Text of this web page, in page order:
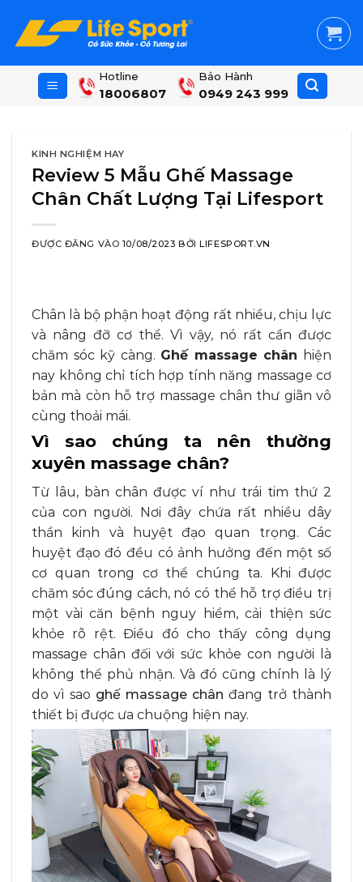
content
Hotline
18006807
Bảo Hành
0949 243 999
KINH NGHIỆM HAY
Review 5 Mẫu Ghế Massage
Chân Chất Lượng Tại Lifesport
ĐƯỢC ĐĂNG VÀO 10/08/2023 BỞILIFESPORT.VN
Chân là bộ phận hoạt động rất nhiều, chịu lực
và nâng đỡ cơ thể. Vì vậy, nó rất cần được
chăm sóc kỹ càng. Ghế massage chân hiện
nay không chỉ tích hợp tính năng massage cơ
bản mà còn hỗ trợ massage chân thư giãn vô
cùng thoải mái.
Vì sao chúng ta nên thường
xuyên massage chân?
Từ lâu, bàn chân được ví như trái tim thứ 2
của con người. Nơi đây chứa rất nhiều dây
thần kinh và huyệt đạo quan trọng. Các
huyệt đạo đó đều có ảnh hưởng đến một số
cơ quan trong cơ thể chúng ta. Khi được
chăm sóc đúng cách, nó có thể hỗ trợ điều trị
một vài căn bệnh nguy hiểm, cải thiện sức
khỏe rõ rệt. Điều đó cho thấy công dụng
massage chân đối với sức khỏe con người là
không thể phủ nhận. Và đó cũng chính là lý
do vì sao ghế massage chân đang trở thành
thiết bị được ưa chuộng hiện nay.